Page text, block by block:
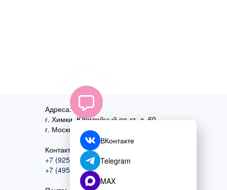
Адреса:
г. Химки, Юбилейный пр-кт, д. 60
г. Москва
ул. Перовская, д. 59
Контактный номер:
+7 (925) 585-74-27
+7 (495) 970-44-75
ВКонтакте
Telegram
MAX